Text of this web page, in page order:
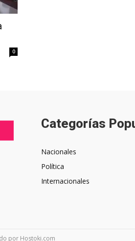
0
Categorías
Nacionales
Política
Internacionales
por Hostoki.com